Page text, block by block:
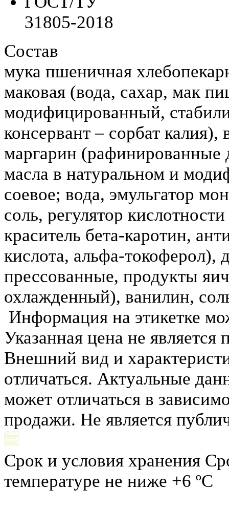
31805-2018
Состав
мука пшеничная
маковая (вода, сахар, мак
модифицированный,
консервант – сорбат
маргарин (рафинированные
масла в натуральном и
соевое; вода, эмульгатор
соль, регулятор
краситель бета-каротин,
кислота, альфа-
прессованные, продукты
охлажденный), ванилин,
Информация на этикетке
Указанная цена не
Внешний вид и
отличаться. Актуальные
может отличаться в
продажи. Не является
Срок и условия хранения
температуре не ниже +6 ºС